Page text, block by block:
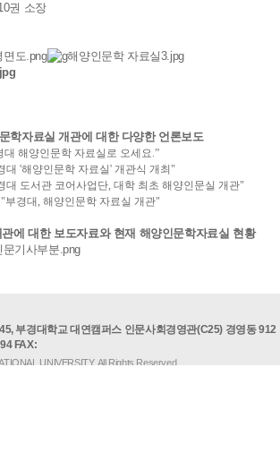
권 소장
학자료실 개관에 대한 다양한 언론보도
대 해양인문학 자료실로 오세요.”
대'해양인문학 자료실'개관식 개최"
대 도서관 코어사업단,대학 최초 해양인문실 개관"
부경대, 해양인문학 자료실 개관"
관에 대한 보도자료와 현재 해양인문학자료실 현황
부경대학교 대연캠퍼스 인문사회경영관(C25) 경영동 912
FAX:
UNIVERSITY. All Rights Reserved.